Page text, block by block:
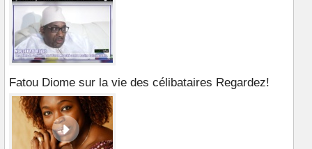
Fatou Diome sur la vie des célibataires Regardez!